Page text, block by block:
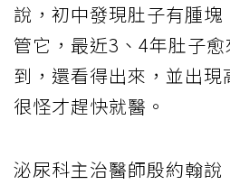
說，初中發現肚子有腫
管它，最近3、4年肚子
到，還看得出來，並出
很怪才趕快就醫。
泌尿科主治醫師殷約翰說